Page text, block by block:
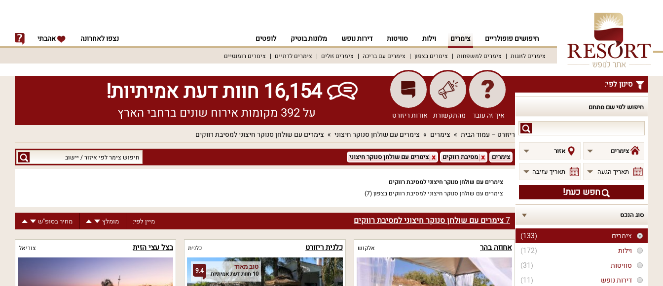
חיפושים פופולריים צימרים וילות סוויטות דירות נופש מלונות בוטיק לופטים נצפו לאחרונה אהבתי
צימרים לזוגות צימרים למשפחות צימרים בצפון צימרים עם בריכה צימרים זולים צימרים לדתיים צימרים רומנטיים
סינון לפי:
חיפוש לפי שם מתחם
לפי
שם
מתחם
צימרים אזור
תאריך הגעה תאריך עזיבה
חפש כעת!
סוג הנכס
(133)
צימרים
(172)
וילות
(31)
סוויטות
(11)
דירות נופש
איך זה עובד מהתקשורת אודות ריזורט
16,154 חוות דעת אמיתיות!
על 392 מקומות אירוח שונים ברחבי הארץ
ריזורט – עמוד הבית צימרים צימרים עם שולחן סנוקר חיצוני צימרים עם שולחן סנוקר חיצוני למסיבת רווקים
חיפוש
צימר
יישוב
צימרים מסיבת רווקים צימרים עם שולחן סנוקר חיצוני
צימרים עם שולחן סנוקר חיצוני למסיבת רווקים
צימרים עם שולחן סנוקר חיצוני למסיבת רווקים בצפון(7)
7צימרים עם שולחן סנוקר חיצוני למסיבת רווקים מיין לפי: מומלץ מחיר בסופ"ש
אחוזה בהר אלקוש כלנית ריזורט כלנית
9.4 טוב מאוד
10 חוות דעת אמיתיות
בצל עצי הזית צוריאל